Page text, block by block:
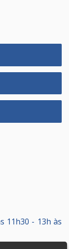
11h30 - 13h às